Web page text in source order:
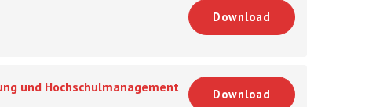
Download
und Hochschulmanagement
Download